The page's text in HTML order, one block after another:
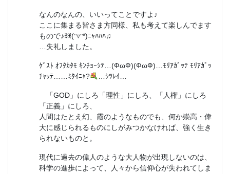
なんのなんの、いいってことですよ♪
ここに集まる皆さま方同様、私も考えて楽しんでます
もので♪ꉂꉂ(ᵔ▿ᵔ*)ﾆｬﾊﾊﾊ♫
…失礼しました。
ｹﾞｽﾄ ｵﾌﾀｶﾀﾓ ｷﾝﾁｮｰｼﾃ…(ФωФ)(ФωФ)…ﾓﾘｱｶﾞｯﾃ ﾓﾘｱｶﾞｯ
ﾁｬｯﾃ……ﾐﾀｲﾆｬ?
…ｼﾂﾚｲ…
「GOD」にしろ「理性」にしろ、「人権」にしろ
「正義」にしろ、
人間はたとえ幻、霞のようなものでも、何か崇高・偉
大に感じられるものにしがみつかなければ、強く生き
られないものと。
現代に過去の偉人のような大人物が出現しないのは、
科学の進歩によって、人々から信仰心が失われてしま